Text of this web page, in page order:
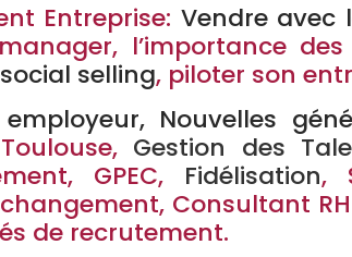
Entreprise: Vendre avec
l’importance
social selling, piloter son
Nouvelles
Toulouse, Gestion des
GPEC, Fidélisation,
Consultant
de recrutement.